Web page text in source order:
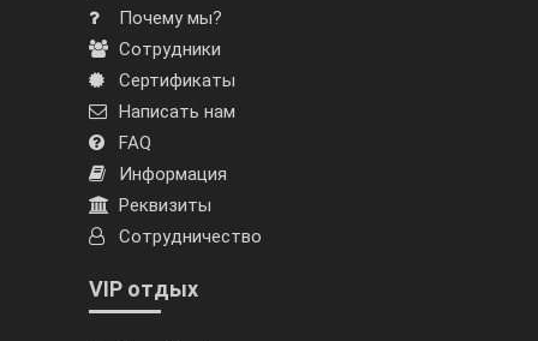
Почему мы?
Сотрудники
Сертификаты
Написать нам
FAQ
Информация
Реквизиты
Сотрудничество
VIP отдых